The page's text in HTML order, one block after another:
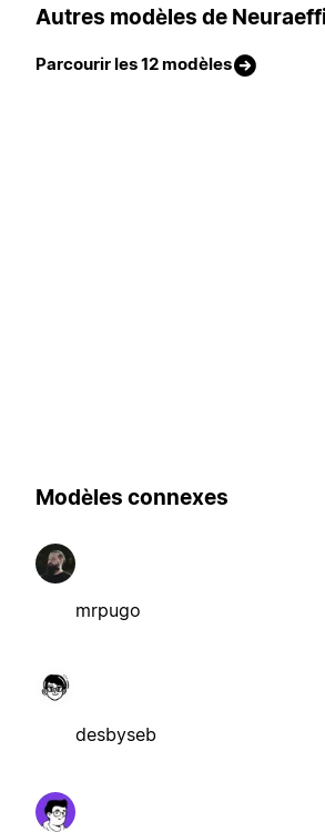
Autres modèles de
Parcourir les 12 modèles
Modèles connexes
mrpugo
desbyseb